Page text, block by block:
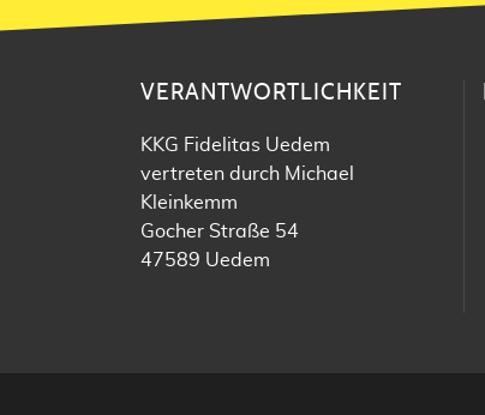
VERANTWORTLICHKEIT
KKG Fidelitas Uedem
vertreten durch Michael
Kleinkemm
Gocher Straße 54
47589 Uedem